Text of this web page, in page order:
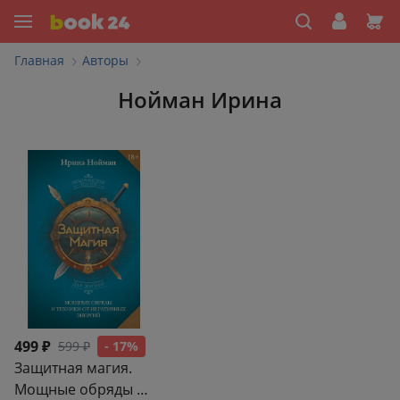
Главная Авторы
Нойман Ирина
499 ₽ 599 ₽ - 17%
Защитная магия.
Мощные обряды и